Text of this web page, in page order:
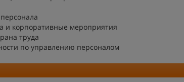
и корпоративные мероприятия
труда
по управлению персоналом